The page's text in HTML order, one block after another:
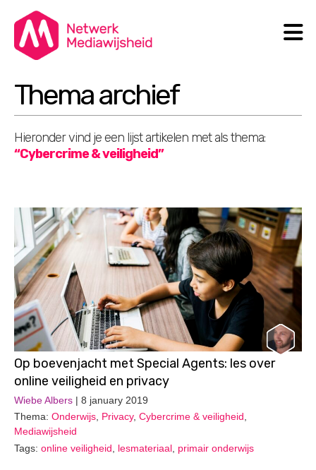
Thema archief
Hieronder vind je een lijst artikelen met als thema:
“Cybercrime & veiligheid”
Op boevenjacht met Special Agents: les over
online veiligheid en privacy
Wiebe Albers | 8 january 2019
Thema: Onderwijs, Privacy, Cybercrime & veiligheid,
Mediawijsheid
Tags: online veiligheid, lesmateriaal, primair onderwijs